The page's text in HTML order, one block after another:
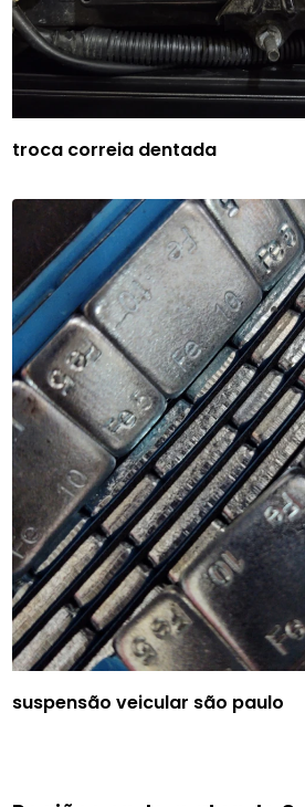
troca correia dentada
suspensão veicular são paulo